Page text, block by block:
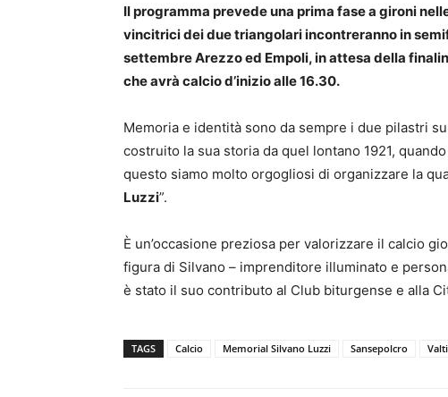
Il programma prevede una prima fase a gironi
vincitrici dei due triangolari incontreranno in
settembre Arezzo ed Empoli, in attesa della
che avrà calcio d’inizio alle 16.30.
Memoria e identità sono da sempre i due pilastri
costruito la sua storia da quel lontano 1921,
questo siamo molto orgogliosi di organizzare la
Luzzi”.
È un’occasione preziosa per valorizzare il calcio
figura di Silvano – imprenditore illuminato e
è stato il suo contributo al Club biturgense e
TAGS Calcio Memorial Silvano Luzzi Sansepolcro